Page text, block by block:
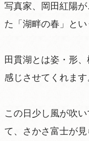
写真家、岡田紅陽
た「湖畔の春」とい
田貫湖とは姿・形
感じさせてくれます
この日少し風が吹
て、さかさ富士が